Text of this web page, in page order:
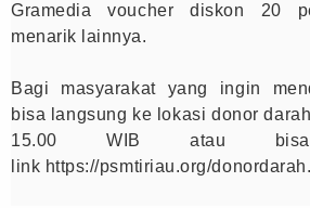
Gramedia voucher diskon 20
menarik lainnya.
Bagi masyarakat yang ingin
bisa langsung ke lokasi donor
15.00 WIB atau
link https://psmtiriau.org/donordarah